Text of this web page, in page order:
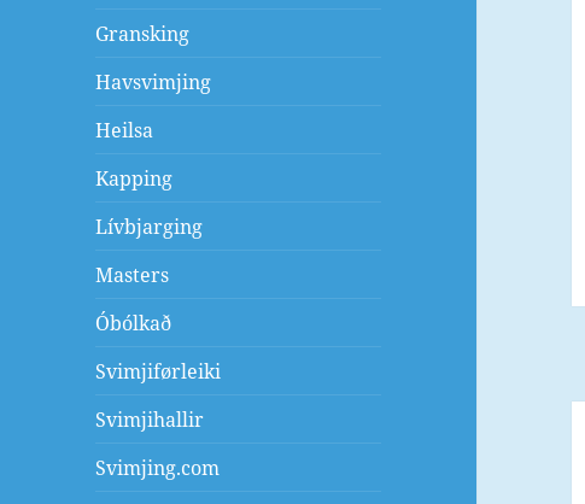
Gransking
Havsvimjing
Heilsa
Kapping
Lívbjarging
Masters
Óbólkað
Svimjiførleiki
Svimjihallir
Svimjing.com